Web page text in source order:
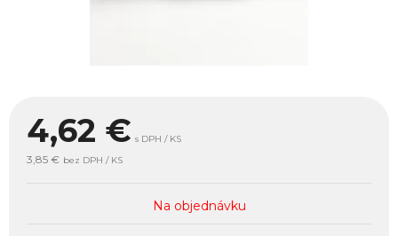
4,62 € s DPH / KS
3,85 € bez DPH / KS
Na objednávku